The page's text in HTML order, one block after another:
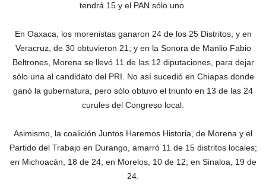
tendrá 15 y el PAN sólo uno.
En Oaxaca, los morenistas ganaron 24 de los 25 Distritos, y en
Veracruz, de 30 obtuvieron 21; y en la Sonora de Manlio Fabio
Beltrones, Morena se llevó 11 de las 12 diputaciones, para dejar
sólo una al candidato del PRI. No así sucedió en Chiapas donde
ganó la gubernatura, pero sólo obtuvo el triunfo en 13 de las 24
curules del Congreso local.
Asimismo, la coalición Juntos Haremos Historia, de Morena y el
Partido del Trabajo en Durango, amarró 11 de 15 distritos locales;
en Michoacán, 18 de 24; en Morelos, 10 de 12; en Sinaloa, 19 de
24.